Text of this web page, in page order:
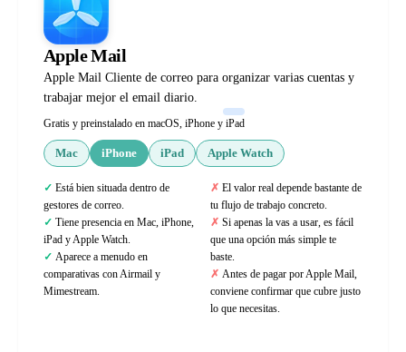
Apple Mail
Apple Mail Cliente de correo para organizar varias cuentas y
trabajar mejor el email diario.
Gratis y preinstalado en macOS, iPhone y iPad
Mac iPhone iPad Apple Watch
Está bien situada dentro de
gestores de correo.
Tiene presencia en Mac, iPhone,
iPad y Apple Watch.
Aparece a menudo en
comparativas con Airmail y
Mimestream.
El valor real depende bastante de
tu flujo de trabajo concreto.
Si apenas la vas a usar, es fácil
que una opción más simple te
baste.
Antes de pagar por Apple Mail,
conviene confirmar que cubre justo
lo que necesitas.